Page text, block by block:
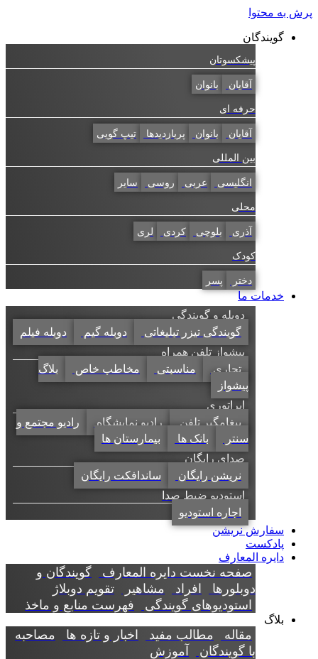
به محتوا
گویندگان
پیشکسوتان
بانوان
حرفه ای
بانوان پربازدیدها تیپ گویی
بین المللی
انگلیسی عربی روسی سایر
محلی
بلوچی کردی لری
کودک
پسر
خدمات ما
دوبله و گویندگی
گویندگی تیزر تبلیغاتی
دوبله گیم
دوبله فیلم
پیشواز تلفن همراه
تجاری
مناسبتی مخاطب خاص
بلاگ
پیشواز
اپراتوری
پیغامگیر تلفن
رادیو نمایشگاه
رادیو مجتمع و
سنتر
بانک ها
بیمارستان ها
صدای رایگان
نریشن رایگان
ساندافکت رایگان
استودیو ضبط صدا
اجاره استودیو
سفارش نریشن
پادکست
دایره المعارف
صفحه نخست دایره المعارف گویندگان و
دوبلورها
افراد مشاهیر تقویم دوبلاژ
استودیوهای گویندگی فهرست منابع و ماخذ
بلاگ
مقاله مطالب مفید اخبار و تازه ها
مصاحبه
با گویندگان آموزش